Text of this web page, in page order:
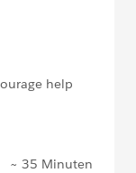
help
~ 35 Minuten